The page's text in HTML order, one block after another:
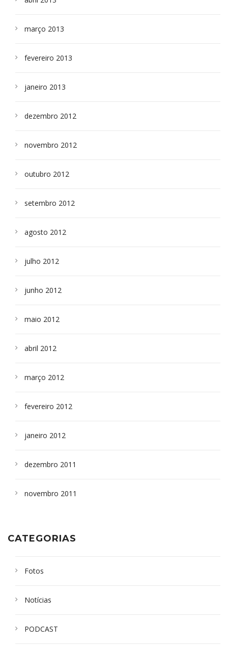
março 2013
fevereiro 2013
janeiro 2013
dezembro 2012
novembro 2012
outubro 2012
setembro 2012
agosto 2012
julho 2012
junho 2012
maio 2012
abril 2012
março 2012
fevereiro 2012
janeiro 2012
dezembro 2011
novembro 2011
CATEGORIAS
Fotos
Notícias
PODCAST